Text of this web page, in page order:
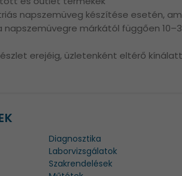
napszemüveg készítése esetén,
márkától függően
erejéig, üzletenként eltérő
Diagnosztika
Laborvizsgálatok
Szakrendelések